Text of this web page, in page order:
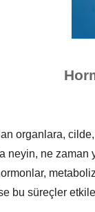
organlara,
neyin, ne zaman
bu süreçler